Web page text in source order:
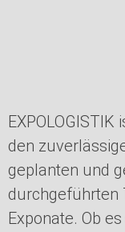
den
geplanten und
durchgeführten
Exponate. Ob